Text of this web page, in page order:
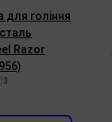
для гоління
Razor
3